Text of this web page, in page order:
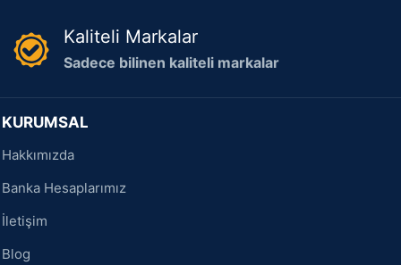
Kaliteli Markalar
Sadece bilinen kaliteli markalar
KURUMSAL
Hakkımızda
Banka Hesaplarımız
İletişim
Blog